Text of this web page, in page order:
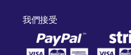
我們接受